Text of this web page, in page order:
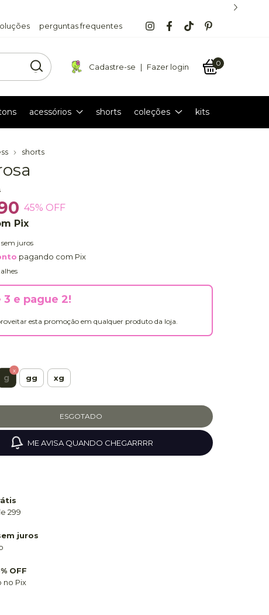
perguntas frequentes
Cadastre-se | Fazer login 0
acessórios shorts coleções kits
shorts
45% OFF
Pix
sem juros
pagando com Pix
3 e pague 2!
esta promoção em qualquer produto da loja.
g gg xg
ME AVISA QUANDO CHEGARRRR
299
juros
OFF
no Pix